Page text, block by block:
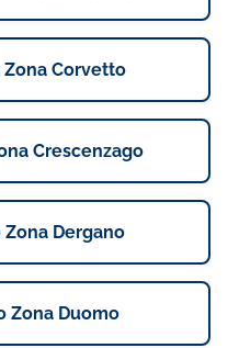
Corvetto
Crescenzago
Dergano
Zona Duomo